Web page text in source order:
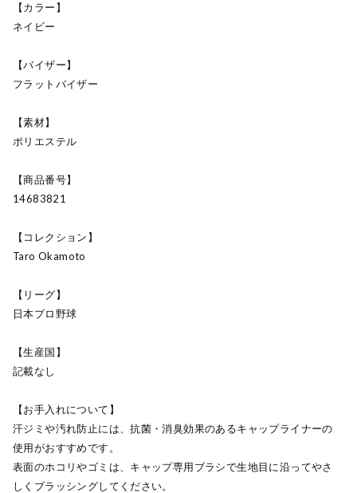
【カラー】
ネイビー
【バイザー】
フラットバイザー
【素材】
ポリエステル
【商品番号】
14683821
【コレクション】
Taro Okamoto
【リーグ】
日本プロ野球
【生産国】
記載なし
【お手入れについて】
汗ジミや汚れ防止には、抗菌・消臭効果のあるキャップライナーの
使用がおすすめです。
表面のホコリやゴミは、キャップ専用ブラシで生地目に沿ってやさ
しくブラッシングしてください。